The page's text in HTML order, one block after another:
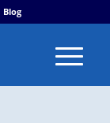
Blog